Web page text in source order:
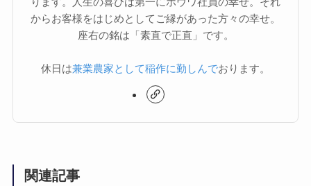
からお客様をはじめとしてご縁があった方々の幸せ。
座右の銘は「素直で正直」です。
休日は兼業農家として稲作に勤しんでおります。
関連記事